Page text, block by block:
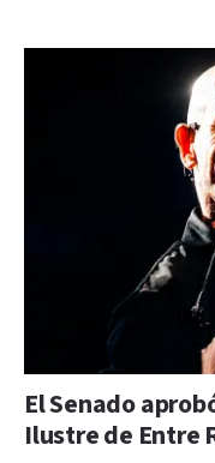
El Senado
Ilustre de Entre